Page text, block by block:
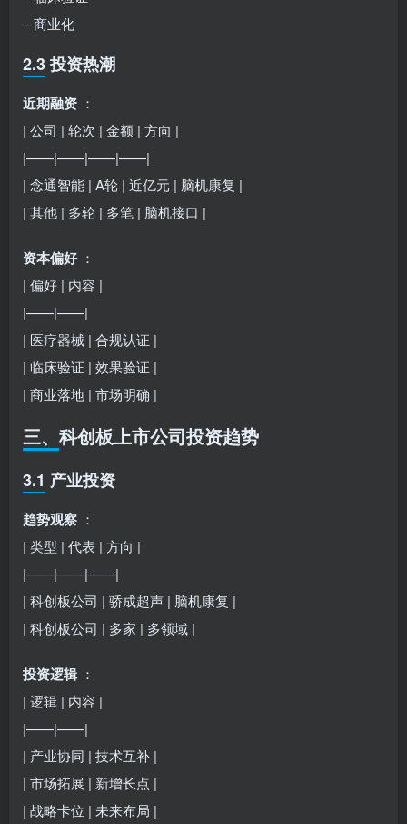
– 商业化
2.3 投资热潮
近期融资 ：
| 公司 | 轮次 | 金额 | 方向 |
|——|——|——|——|
| 念通智能 | A轮 | 近亿元 | 脑机康复 |
| 其他 | 多轮 | 多笔 | 脑机接口 |
资本偏好 ：
| 偏好 | 内容 |
|——|——|
| 医疗器械 | 合规认证 |
| 临床验证 | 效果验证 |
| 商业落地 | 市场明确 |
三、科创板上市公司投资趋势
3.1 产业投资
趋势观察 ：
| 类型 | 代表 | 方向 |
|——|——|——|
| 科创板公司 | 骄成超声 | 脑机康复 |
| 科创板公司 | 多家 | 多领域 |
投资逻辑 ：
| 逻辑 | 内容 |
|——|——|
| 产业协同 | 技术互补 |
| 市场拓展 | 新增长点 |
| 战略卡位 | 未来布局 |